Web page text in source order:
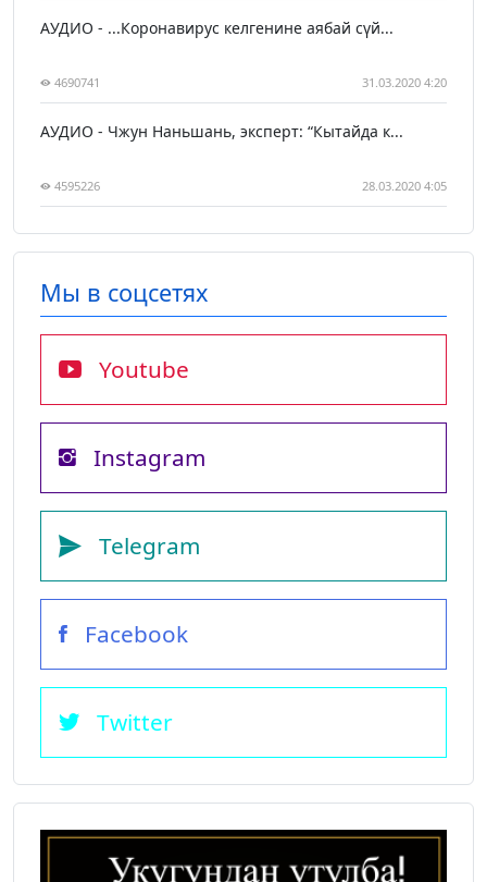
АУДИО - ...Коронавирус келгенине аябай сүй...
4690741 31.03.2020 4:20
АУДИО - Чжун Наньшань, эксперт: “Кытайда к...
4595226 28.03.2020 4:05
Мы в соцсетях
Youtube
Instagram
Telegram
Facebook
Twitter